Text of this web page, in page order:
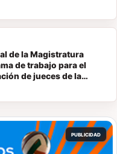
de la Magistratura
de trabajo para el
de jueces de la